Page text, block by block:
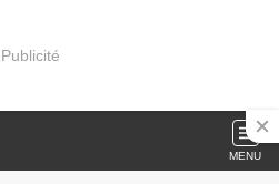
Publicité
MENU